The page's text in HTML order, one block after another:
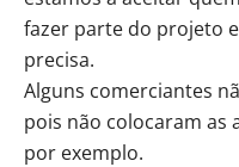
fazer parte do projeto
precisa.
Alguns comerciantes
pois não colocaram as
por exemplo.